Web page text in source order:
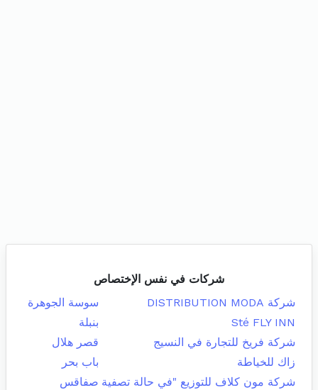
شركات في نفس الإختصاص
شركة DISTRIBUTION MODA
سوسة الجوهرة
Sté FLY INN
بنبلة
شركة فريخ للتجارة في النسيج
قصر هلال
زاك للخياطة
باب بحر
شركة مون كلاف للتوزيع "في حالة تصفية صفاقس